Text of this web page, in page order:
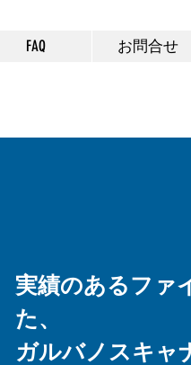
FAQ お問合せ
実績のあるファ
た、
ガルバノスキャ